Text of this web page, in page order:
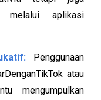
melalui aplikasi
Penggunaan
atau
mengumpulkan